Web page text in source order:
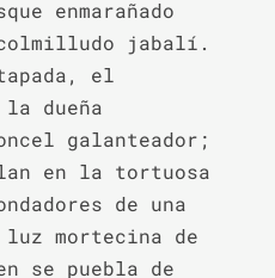
enmarañado
jabalí.
el
dueña
galanteador;
en la tortuosa
de una
luz mortecina de
se puebla de